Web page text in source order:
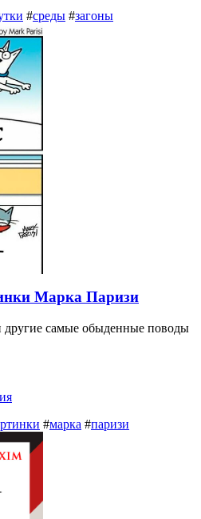
#среды #загоны
Марка Паризи
самые обыденные поводы
#марка #паризи